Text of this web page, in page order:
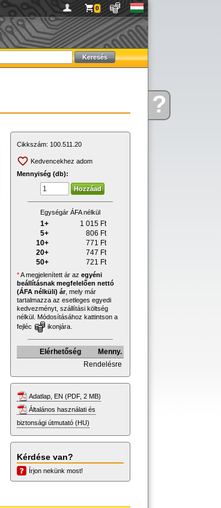
Kérdése
van
?
0
Cikkszám: 100.511.20
Kedvencekhez adom
Mennyiség (db):
Egységár ÁFA nélkül
1+ 1 015 Ft
5+
806 Ft
10+
771 Ft
20+
747 Ft
50+
721 Ft
*A megjelenített ár az egyéni
beállításnak megfelelően nettó
(ÁFA nélküli) ár, mely már
tartalmazza az esetleges egyedi
kedvezményt, szállítási költség
nélkül. Módosításához kattintson a
fejléc
ikonjára.
Elérhetőség
Menny.
Rendelésre
Adatlap, EN (PDF, 2 MB)
Általános használati és
biztonsági útmutató (HU)
Kérdése van?
Írjon nekünk most!